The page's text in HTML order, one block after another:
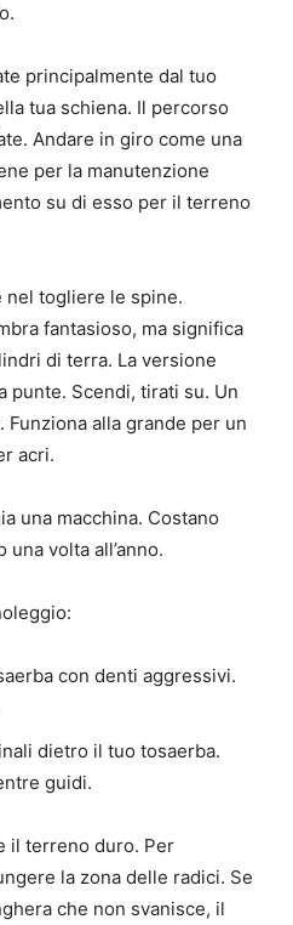
principalmente dal tuo
tua schiena. Il percorso
Andare in giro come una
per la manutenzione
su di esso per il terreno
nel togliere le spine.
fantasioso, ma significa
di terra. La versione
punte. Scendi, tirati su. Un
alla grande per un
acri.
una macchina. Costano
volta all’anno.
con denti aggressivi.
dietro il tuo tosaerba.
guidi.
il terreno duro. Per
la zona delle radici. Se
che non svanisce, il